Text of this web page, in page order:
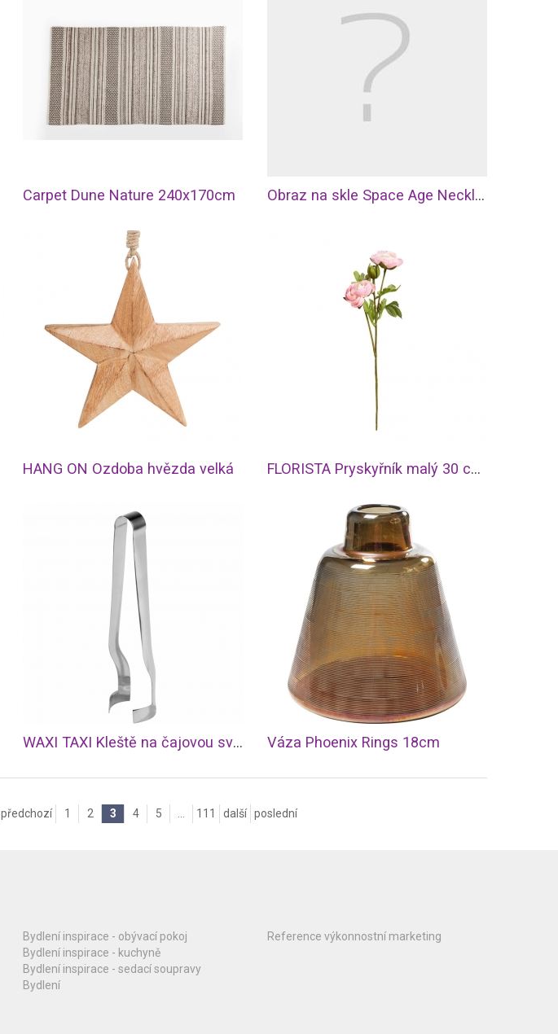
Carpet Dune Nature 240x170cm Obraz na skle Space Age Necklace 80x120 cm
HANG ON Ozdoba hvězda velká FLORISTA Pryskyřník malý 30 cm - sv. růžová
WAXI TAXI Kleště na čajovou svíčku 20cm Váza Phoenix Rings 18cm
předchozí 1 2 3 4 5 111 další poslední
Bydlení inspirace - obývací pokoj
Bydlení inspirace - kuchyně
Bydlení inspirace - sedací soupravy
Bydlení
Reference výkonnostní marketing